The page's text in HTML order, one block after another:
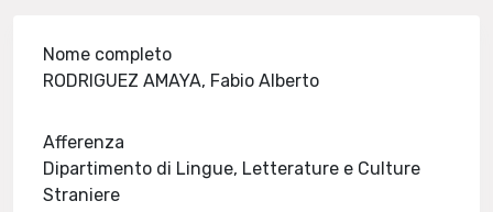
Nome completo
RODRIGUEZ AMAYA, Fabio Alberto
Afferenza
Dipartimento di Lingue, Letterature e Culture
Straniere